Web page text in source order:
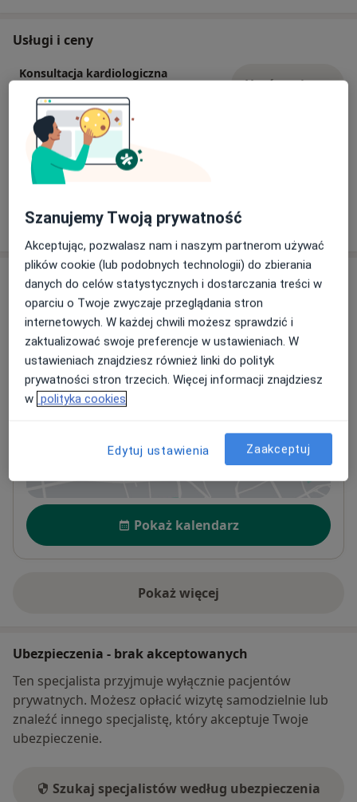
Usługi i ceny
Konsultacja kardiologiczna
Od 280 zł Szczegóły Umów wizytę
ECHO serca dorośli
220 zł Szczegóły
W jaki sposób ustalane są ceny?
Adresy (2)
Adres 1 Adres 2
Centrum Medyczne PZU Zdrowie Poznań
Starołęcka
Powiększ mapę
Dostępność
Pokaż kalendarz
Pokaż więcej
o adresie
Ubezpieczenia - brak akceptowanych
Ten specjalista przyjmuje wyłącznie pacjentów
prywatnych. Możesz opłacić wizytę samodzielnie lub
znaleźć innego specjalistę, który akceptuje Twoje
ubezpieczenie.
Szukaj specjalistów według ubezpieczenia
Szanujemy Twoją prywatność
Akceptując, pozwalasz nam i naszym partnerom używać
plików cookie (lub podobnych technologii) do zbierania
danych do celów statystycznych i dostarczania treści w
oparciu o Twoje zwyczaje przeglądania stron
internetowych. W każdej chwili możesz sprawdzić i
zaktualizować swoje preferencje w ustawieniach. W
ustawieniach znajdziesz również linki do polityk
prywatności stron trzecich. Więcej informacji znajdziesz
w polityka cookies
Edytuj ustawienia Zaakceptuj